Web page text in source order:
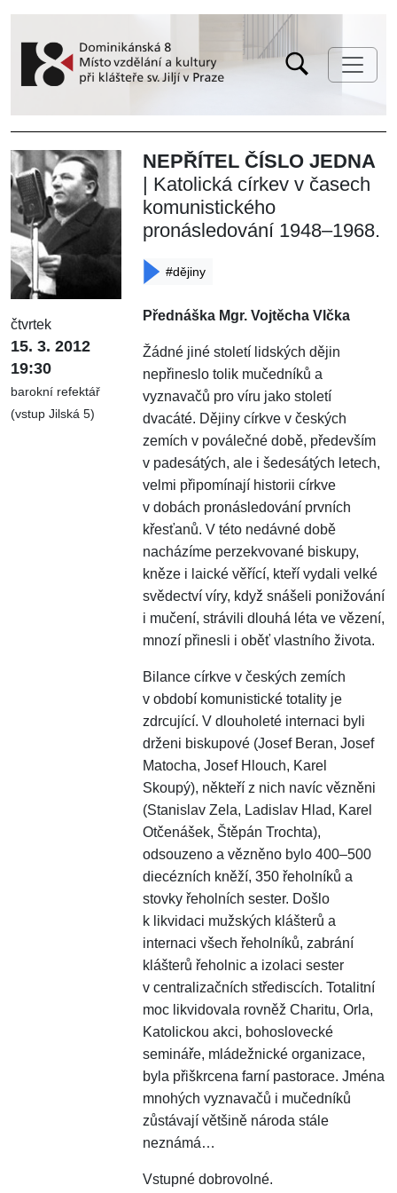
čtvrtek
15. 3. 2012
19:30
barokní refektář
(vstup Jilská 5)
NEPŘÍTEL ČÍSLO JEDNA
| Katolická církev v časech
komunistického
pronásledování 1948–1968.
#dějiny
Přednáška Mgr. Vojtěcha Vlčka
Žádné jiné století lidských dějin
nepřineslo tolik mučedníků a
vyznavačů pro víru jako století
dvacáté. Dějiny církve v českých
zemích v poválečné době, především
v padesátých, ale i šedesátých letech,
velmi připomínají historii církve
v dobách pronásledování prvních
křesťanů. V této nedávné době
nacházíme perzekvované biskupy,
kněze i laické věřící, kteří vydali velké
svědectví víry, když snášeli ponižování
i mučení, strávili dlouhá léta ve vězení,
mnozí přinesli i oběť vlastního života.
Bilance církve v českých zemích
v období komunistické totality je
zdrcující. V dlouholeté internaci byli
drženi biskupové (Josef Beran, Josef
Matocha, Josef Hlouch, Karel
Skoupý), někteří z nich navíc vězněni
(Stanislav Zela, Ladislav Hlad, Karel
Otčenášek, Štěpán Trochta),
odsouzeno a vězněno bylo 400–500
diecézních kněží, 350 řeholníků a
stovky řeholních sester. Došlo
k likvidaci mužských klášterů a
internaci všech řeholníků, zabrání
klášterů řeholnic a izolaci sester
v centralizačních střediscích. Totalitní
moc likvidovala rovněž Charitu, Orla,
Katolickou akci, bohoslovecké
semináře, mládežnické organizace,
byla přiškrcena farní pastorace. Jména
mnohých vyznavačů i mučedníků
zůstávají většině národa stále
neznámá…
Vstupné dobrovolné.